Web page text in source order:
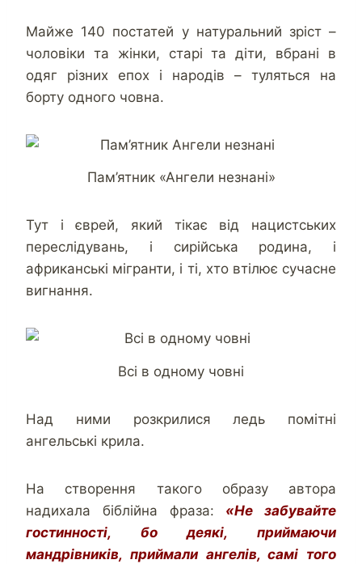
Майже 140 постатей у натуральний зріст –
чоловіки та жінки, старі та діти, вбрані в
одяг різних епох і народів – туляться на
борту одного човна.
Пам’ятник «Ангели незнані»
Тут і єврей, який тікає від нацистських
переслідувань, і сирійська родина, і
африканські мігранти, і ті, хто втілює сучасне
вигнання.
Всі в одному човні
Над ними розкрилися ледь помітні
ангельські крила.
На створення такого образу автора
надихала біблійна фраза: «Не забувайте
гостинності, бо деякі, приймаючи
мандрівників, приймали ангелів, самі того